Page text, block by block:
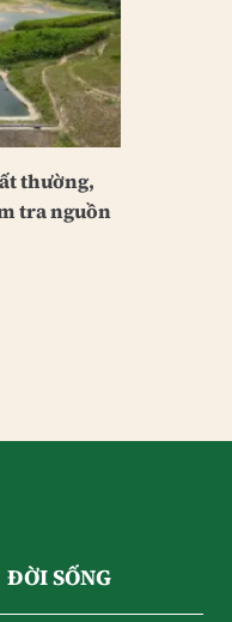
thường,
tra nguồn
ĐỜI SỐNG